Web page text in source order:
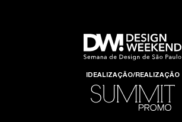
IDEALIZAÇÃO/REALIZAÇÃO